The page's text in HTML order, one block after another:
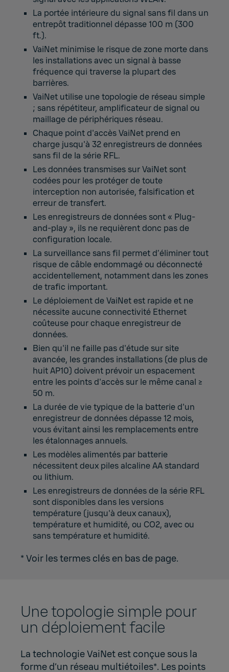
La portée intérieure du signal sans fil dans un
entrepôt traditionnel dépasse 100 m (300
ft.).
VaiNet minimise le risque de zone morte dans
les installations avec un signal à basse
fréquence qui traverse la plupart des
barrières.
VaiNet utilise une topologie de réseau simple
; sans répétiteur, amplificateur de signal ou
maillage de périphériques réseau.
Chaque point d'accès VaiNet prend en
charge jusqu'à 32 enregistreurs de données
sans fil de la série RFL.
Les données transmises sur VaiNet sont
codées pour les protéger de toute
interception non autorisée, falsification et
erreur de transfert.
Les enregistreurs de données sont « Plug-
and-play », ils ne requièrent donc pas de
configuration locale.
La surveillance sans fil permet d’éliminer tout
risque de câble endommagé ou déconnecté
accidentellement, notamment dans les zones
de trafic important.
Le déploiement de VaiNet est rapide et ne
nécessite aucune connectivité Ethernet
coûteuse pour chaque enregistreur de
données.
Bien qu'il ne faille pas d'étude sur site
avancée, les grandes installations (de plus de
huit AP10) doivent prévoir un espacement
entre les points d'accès sur le même canal ≥
50 m.
La durée de vie typique de la batterie d'un
enregistreur de données dépasse 12 mois,
vous évitant ainsi les remplacements entre
les étalonnages annuels.
Les modèles alimentés par batterie
nécessitent deux piles alcaline AA standard
ou lithium.
Les enregistreurs de données de la série RFL
sont disponibles dans les versions
température (jusqu'à deux canaux),
température et humidité, ou CO2, avec ou
sans température et humidité.
* Voir les termes clés en bas de page.
Une topologie simple pour
un déploiement facile
La technologie VaiNet est conçue sous la
forme d’un réseau multiétoiles*. Les points